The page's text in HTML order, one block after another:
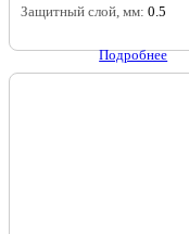
Защитный слой, мм: 0.5
Подробнее